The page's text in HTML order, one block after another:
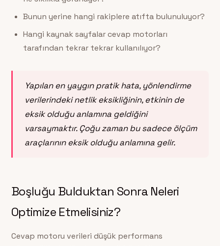
Bunun yerine hangi rakiplere atıfta bulunuluyor?
Hangi kaynak sayfalar cevap motorları
tarafından tekrar tekrar kullanılıyor?
Yapılan en yaygın pratik hata, yönlendirme
verilerindeki netlik eksikliğinin, etkinin de
eksik olduğu anlamına geldiğini
varsaymaktır. Çoğu zaman bu sadece ölçüm
araçlarının eksik olduğu anlamına gelir.
Boşluğu Bulduktan Sonra Neleri
Optimize Etmelisiniz?
Cevap motoru verileri düşük performans